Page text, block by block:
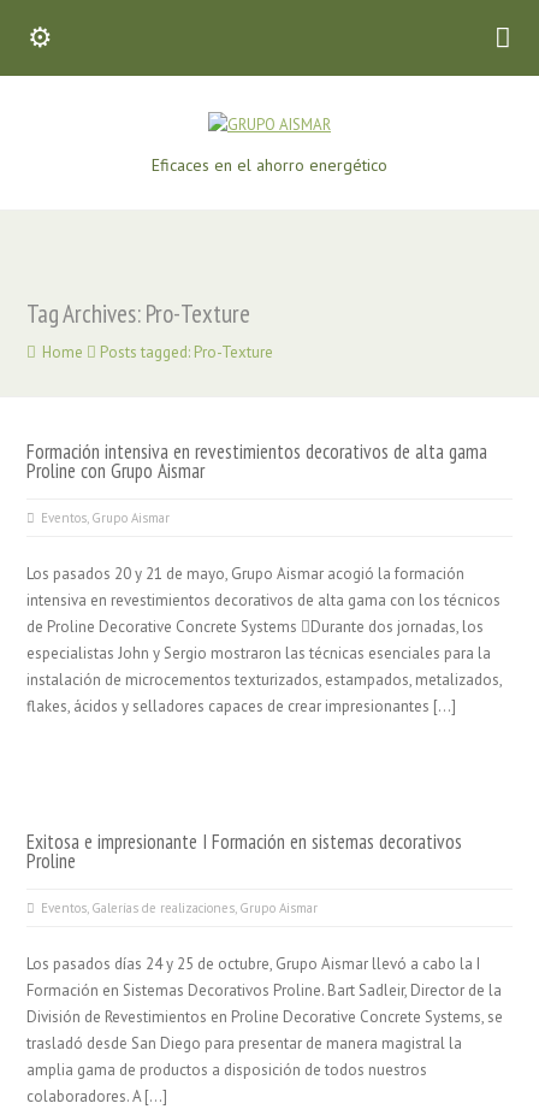
Eficaces en el ahorro energético
Tag Archives: Pro-Texture
Home Posts tagged: Pro-Texture
Formación intensiva en revestimientos decorativos de alta gama
Proline con Grupo Aismar
Eventos, Grupo Aismar
Los pasados 20 y 21 de mayo, Grupo Aismar acogió la formación
intensiva en revestimientos decorativos de alta gama con los técnicos
de Proline Decorative Concrete Systems 🫟Durante dos jornadas, los
especialistas John y Sergio mostraron las técnicas esenciales para la
instalación de microcementos texturizados, estampados, metalizados,
flakes, ácidos y selladores capaces de crear impresionantes […]
Exitosa e impresionante I Formación en sistemas decorativos
Proline
Eventos, Galerías de realizaciones, Grupo Aismar
Los pasados días 24 y 25 de octubre, Grupo Aismar llevó a cabo la I
Formación en Sistemas Decorativos Proline. Bart Sadleir, Director de la
División de Revestimientos en Proline Decorative Concrete Systems, se
trasladó desde San Diego para presentar de manera magistral la
amplia gama de productos a disposición de todos nuestros
colaboradores. A […]